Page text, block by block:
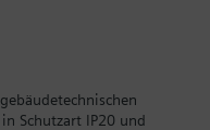
Schutzart IP20 und